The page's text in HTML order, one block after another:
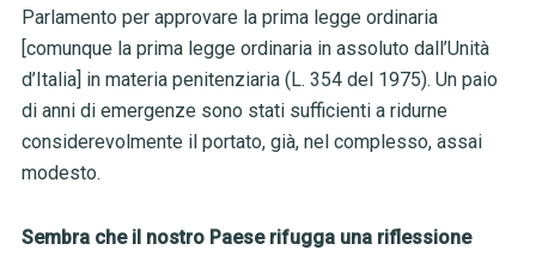
Parlamento per approvare la prima legge ordinaria
[comunque la prima legge ordinaria in assoluto dall’Unità
d’Italia] in materia penitenziaria (L. 354 del 1975). Un paio
di anni di emergenze sono stati sufficienti a ridurne
considerevolmente il portato, già, nel complesso, assai
modesto.
Sembra che il nostro Paese rifugga una riflessione